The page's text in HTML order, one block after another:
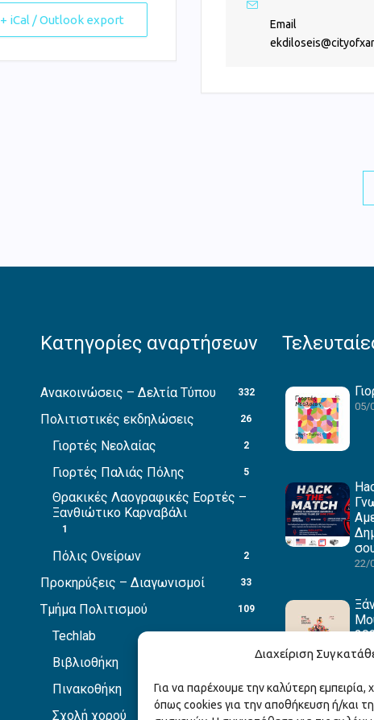
Διαχείριση
Για να παρέχουμε την καλύτερη εμπειρία,
όπως cookies για την αποθήκευση ή/και
+ iCal / Outlook export
Email
Κατηγορίες αναρτήσεων
Ανακοινώσεις – Δελτία Τύπου 332
Πολιτιστικές εκδηλώσεις 26
Γιορτές Νεολαίας 2
Γιορτές Παλιάς Πόλης 5
Θρακικές Λαογραφικές Εορτές –
Ξανθιώτικο Καρναβάλι
1
Πόλις Ονείρων 2
Προκηρύξεις – Διαγωνισμοί 33
Τμήμα Πολιτισμού 109
Techlab
Βιβλιοθήκη
Πινακοθήκη 1
Σχολή χορού
05/
22/
15/